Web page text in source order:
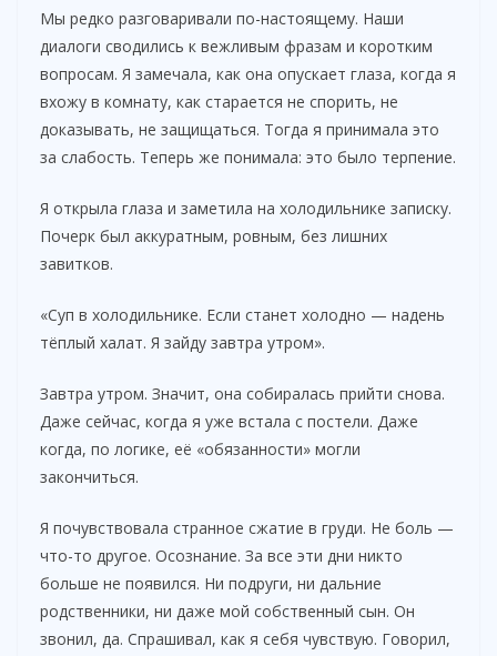
Мы редко разговаривали по-настоящему. Наши
диалоги сводились к вежливым фразам и коротким
вопросам. Я замечала, как она опускает глаза, когда я
вхожу в комнату, как старается не спорить, не
доказывать, не защищаться. Тогда я принимала это
за слабость. Теперь же понимала: это было терпение.
Я открыла глаза и заметила на холодильнике записку.
Почерк был аккуратным, ровным, без лишних
завитков.
«Суп в холодильнике. Если станет холодно — надень
тёплый халат. Я зайду завтра утром».
Завтра утром. Значит, она собиралась прийти снова.
Даже сейчас, когда я уже встала с постели. Даже
когда, по логике, её «обязанности» могли
закончиться.
Я почувствовала странное сжатие в груди. Не боль —
что-то другое. Осознание. За все эти дни никто
больше не появился. Ни подруги, ни дальние
родственники, ни даже мой собственный сын. Он
звонил, да. Спрашивал, как я себя чувствую. Говорил,